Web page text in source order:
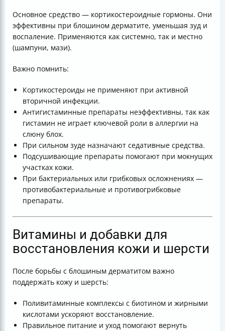
Основное средство — кортикостероидные гормоны. Они
эффективны при блошином дерматите, уменьшая зуд и
воспаление. Применяются как системно, так и местно
(шампуни, мази).
Важно помнить:
Кортикостероиды не применяют при активной
вторичной инфекции.
Антигистаминные препараты неэффективны, так как
гистамин не играет ключевой роли в аллергии на
слюну блох.
При сильном зуде назначают седативные средства.
Подсушивающие препараты помогают при мокнущих
участках кожи.
При бактериальных или грибковых осложнениях —
противобактериальные и противогрибковые
препараты.
Витамины и добавки для
восстановления кожи и шерсти
После борьбы с блошиным дерматитом важно
поддержать кожу и шерсть:
Поливитаминные комплексы с биотином и жирными
кислотами ускоряют восстановление.
Правильное питание и уход помогают вернуть